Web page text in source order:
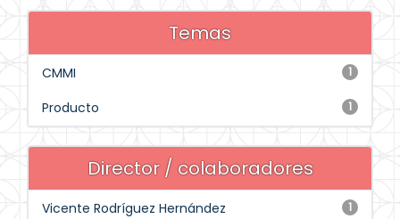
Temas
1
CMMI
1
Producto
Director / colaboradores
1
Vicente Rodríguez Hernández